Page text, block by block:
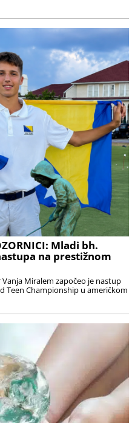
Mladi bh.
na prestižnom
Miralem započeo je nastup
Teen Championship u američkom